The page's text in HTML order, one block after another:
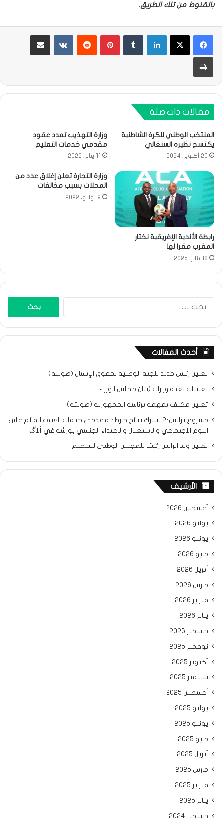
بالقنوط من تلك الطريق.
لينكدإن بينتيريست مشاركة عبر البريد
طباعة
مقالات ذات صلة
المنتخب الوطني للكرة الشاطئية
يكتسح نظيره السنغالي
20 أكتوبر، 2024
وزارة التهذيب تمدد عقود
مقدمي خدمات التعليم
11 يناير، 2022
رابطة الأندية الإفريقية نختار
المغرب مقرا لها
18 يناير، 2025
وزارة التجارة تعلن إغلاق عدد من
المحلات بسبب مخالفات
9 يوليو، 2022
أحدث المقالات
تعيين رئيس جديد للجنة الوطنية لحقوق الإنسان (هويته)
تعيينات بعدة وزارات (بيان مجلس الوزراء
تعيين مكلف بمهمة برئاسة الجمهورية (هويته)
مشروع برابس-2 يشارك نتائح خارطة مقدمي خدمات العنف القائم على
النوع الاجتماعي والاستغلال والاعتداء الجنسي بورشة في ألاگ
تعيين ولد الرايس رئيسًا للمجلس الوطني للتنظيم
الأرشيف
أغسطس 2026
يوليو 2026
يونيو 2026
مايو 2026
أبريل 2026
مارس 2026
فبراير 2026
يناير 2026
ديسمبر 2025
نوفمبر 2025
أكتوبر 2025
سبتمبر 2025
أغسطس 2025
يوليو 2025
يونيو 2025
مايو 2025
أبريل 2025
مارس 2025
فبراير 2025
يناير 2025
ديسمبر 2024